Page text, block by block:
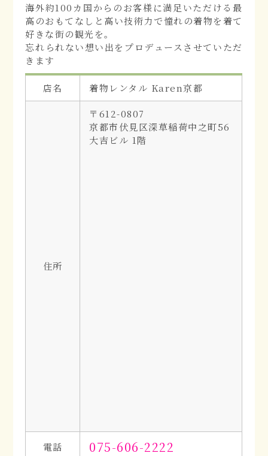
海外約100カ国からのお客様に満足いただける最
高のおもてなしと高い技術力で憧れの着物を着て
好きな街の観光を。
忘れられない想い出をプロデュースさせていただ
きます
店名 着物レンタル Karen京都
住所
〒612-0807
京都市伏見区深草稲荷中之町56
大吉ビル 1階
電話 075-606-2222